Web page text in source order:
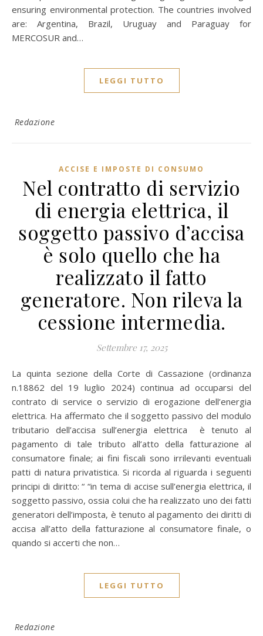
ensuring environmental protection. The countries involved
are: Argentina, Brazil, Uruguay and Paraguay for
MERCOSUR and…
LEGGI TUTTO
Redazione
ACCISE E IMPOSTE DI CONSUMO
Nel contratto di servizio
di energia elettrica, il
soggetto passivo d’accisa
è solo quello che ha
realizzato il fatto
generatore. Non rileva la
cessione intermedia.
Settembre 17, 2025
La quinta sezione della Corte di Cassazione (ordinanza
n.18862 del 19 luglio 2024) continua ad occuparsi del
contrato di service o servizio di erogazione dell’energia
elettrica. Ha affermato che il soggetto passivo del modulo
tributario dell’accisa sull’energia elettrica è tenuto al
pagamento di tale tributo all’atto della fatturazione al
consumatore finale; ai fini fiscali sono irrilevanti eventuali
patti di natura privatistica. Si ricorda al riguarda i seguenti
principi di diritto: “ “in tema di accise sull’energia elettrica, il
soggetto passivo, ossia colui che ha realizzato uno dei fatti
generatori dell’imposta, è tenuto al pagamento dei diritti di
accisa all’atto della fatturazione al consumatore finale, o
quando si accerti che non…
LEGGI TUTTO
Redazione